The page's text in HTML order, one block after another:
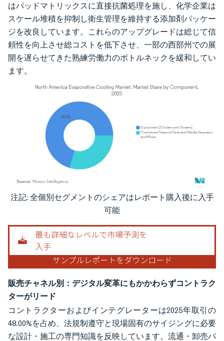
はパッドマトリックスに直接抗菌処理を施し、化学企業は
スケール堆積を抑制し衛生管理を維持する添加剤パッケー
ジを改良しています。これらのアップグレードは総じて信
頼性を向上させ総コストを低下させ、一部の西部州での展
開を遅らせてきた熟練労働力のボトルネックを緩和してい
ます。
画像 © Mordor Intelligence。再利用にはCC BY 4.0の表示が必要です。
注記: 全個別セグメントのシェアはレポート購入後に入手
可能
販売チャネル別：デジタル変革にもかかわらずコントラク
ターがリード
コントラクターおよびインテグレーターは2025年取引の
48.00%を占め、法規制遵守と現場固有のサイジングに必要
な設計・施工の専門知識を反映しています。流通・卸売パ